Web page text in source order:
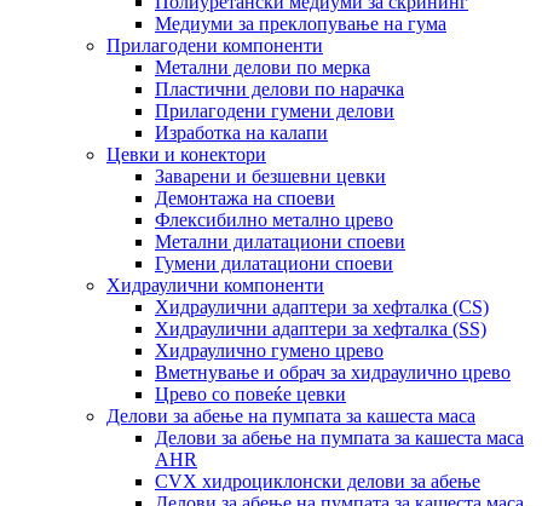
Медиуми за преклопување на гума
Прилагодени компоненти
Метални делови по мерка
Пластични делови по нарачка
Прилагодени гумени делови
Изработка на калапи
Цевки и конектори
Заварени и безшевни цевки
Демонтажа на споеви
Флексибилно метално црево
Метални дилатациони споеви
Гумени дилатациони споеви
Хидраулични компоненти
Хидраулични адаптери за хефталка (CS)
Хидраулични адаптери за хефталка (SS)
Хидраулично гумено црево
Вметнување и обрач за хидраулично црево
Црево со повеќе цевки
Делови за абење на пумпата за кашеста маса
Делови за абење на пумпата за кашеста маса
AHR
CVX хидроциклонски делови за абење